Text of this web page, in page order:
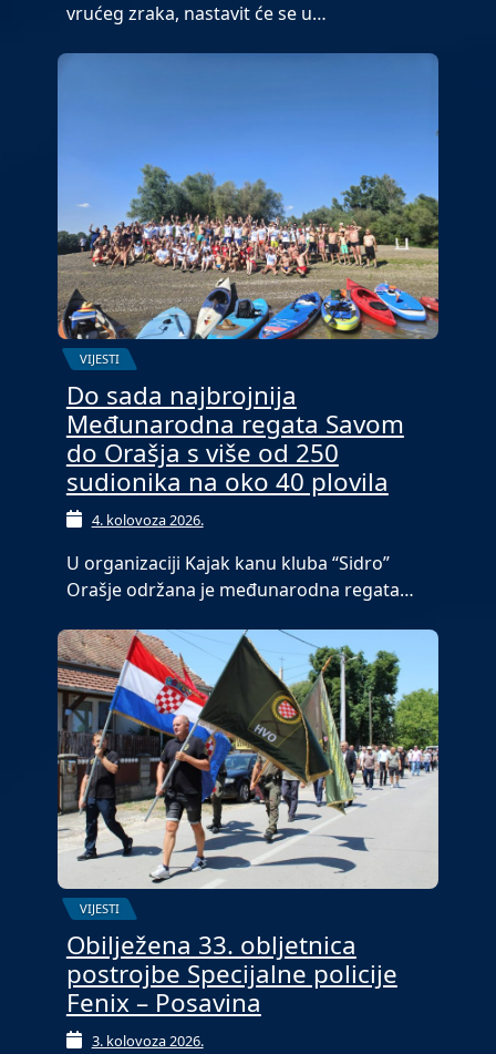
vrućeg zraka, nastavit će se u…
VIJESTI
Do sada najbrojnija
Međunarodna regata Savom
do Orašja s više od 250
sudionika na oko 40 plovila
4. kolovoza 2026.
U organizaciji Kajak kanu kluba “Sidro”
Orašje održana je međunarodna regata…
VIJESTI
Obilježena 33. obljetnica
postrojbe Specijalne policije
Fenix – Posavina
3. kolovoza 2026.